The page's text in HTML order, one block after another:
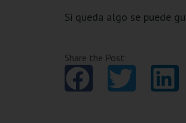
Si queda algo se puede
Share the Post: